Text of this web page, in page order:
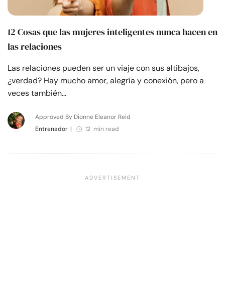
12 Cosas que las mujeres inteligentes nunca hacen en
las relaciones
Las relaciones pueden ser un viaje con sus altibajos,
¿verdad? Hay mucho amor, alegría y conexión, pero a
veces también…
Approved By Dionne Eleanor Reid
Entrenador | 12 min read